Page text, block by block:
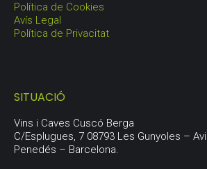
Política de Cookies
Avís Legal
Política de Privacitat
SITUACIÓ
Vins i Caves Cuscó Berga
C/Esplugues, 7 08793 Les Gunyoles –
Penedés – Barcelona.